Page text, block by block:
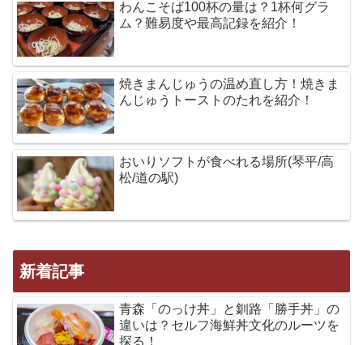
わんこそば100杯の量は？1杯何グラ
ム？難易度や最高記録を紹介！
焼きまんじゅうの温め直し方！焼きま
んじゅうトーストのたれを紹介！
おいりソフトが食べれる場所(琴平/高
松/道の駅)
新着記事
青森「のっけ丼」と釧路「勝手丼」の
違いは？セルフ海鮮丼文化のルーツを
探る！